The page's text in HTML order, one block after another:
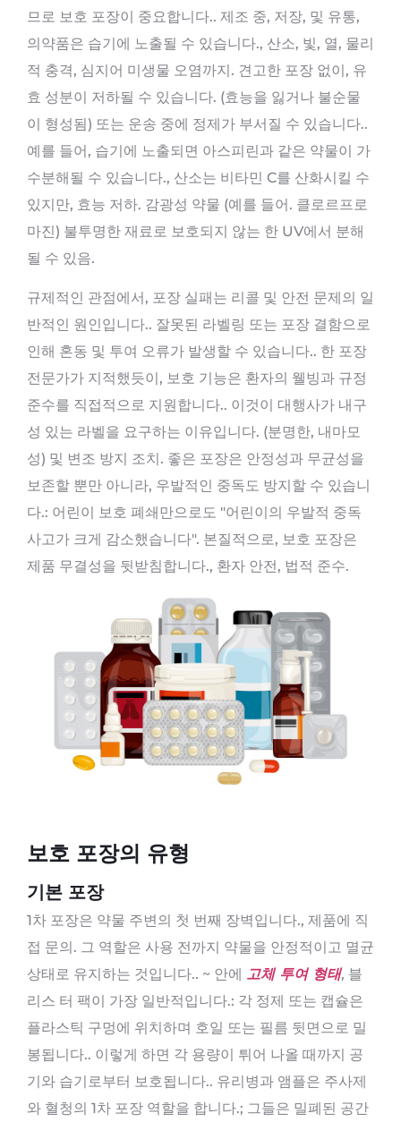
므로 보호 포장이 중요합니다.. 제조 중, 저장, 및 유통,
의약품은 습기에 노출될 수 있습니다., 산소, 빛, 열, 물리
적 충격, 심지어 미생물 오염까지. 견고한 포장 없이, 유
효 성분이 저하될 수 있습니다. (효능을 잃거나 불순물
이 형성됨) 또는 운송 중에 정제가 부서질 수 있습니다..
예를 들어, 습기에 노출되면 아스피린과 같은 약물이 가
수분해될 수 있습니다., 산소는 비타민 C를 산화시킬 수
있지만, 효능 저하. 감광성 약물 (예를 들어. 클로르프로
마진) 불투명한 재료로 보호되지 않는 한 UV에서 분해
될 수 있음.
규제적인 관점에서, 포장 실패는 리콜 및 안전 문제의 일
반적인 원인입니다.. 잘못된 라벨링 또는 포장 결함으로
인해 혼동 및 투여 오류가 발생할 수 있습니다.. 한 포장
전문가가 지적했듯이, 보호 기능은 환자의 웰빙과 규정
준수를 직접적으로 지원합니다.. 이것이 대행사가 내구
성 있는 라벨을 요구하는 이유입니다. (분명한, 내마모
성) 및 변조 방지 조치. 좋은 포장은 안정성과 무균성을
보존할 뿐만 아니라, 우발적인 중독도 방지할 수 있습니
다.: 어린이 보호 폐쇄만으로도 "어린이의 우발적 중독
사고가 크게 감소했습니다". 본질적으로, 보호 포장은
제품 무결성을 뒷받침합니다., 환자 안전, 법적 준수.
보호 포장의 유형
기본 포장
1차 포장은 약물 주변의 첫 번째 장벽입니다., 제품에 직
접 문의. 그 역할은 사용 전까지 약물을 안정적이고 멸균
상태로 유지하는 것입니다.. ~ 안에 고체 투여 형태, 블
리스 터 팩이 가장 일반적입니다.: 각 정제 또는 캡슐은
플라스틱 구멍에 위치하며 호일 또는 필름 뒷면으로 밀
봉됩니다.. 이렇게 하면 각 용량이 튀어 나올 때까지 공
기와 습기로부터 보호됩니다.. 유리병과 앰플은 주사제
와 혈청의 1차 포장 역할을 합니다.; 그들은 밀폐된 공간